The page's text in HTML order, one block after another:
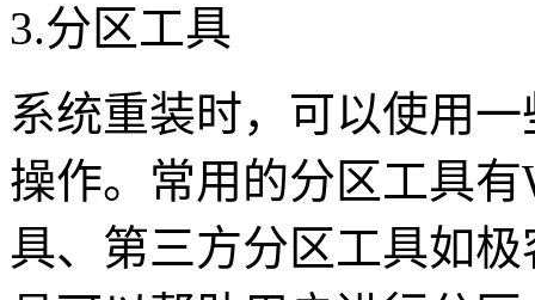
3.分区工具
系统重装时，可以使用
操作。常用的分区工具
具、第三方分区工具如